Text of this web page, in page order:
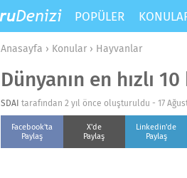
POPÜLER
Anasayfa › Konular › Hayvanlar
Dünyanın en hızlı
SDAI tarafından 2 yıl önce oluşturuldu - 17
Facebook'ta
Paylaş
X'de
Paylaş
Linkedin'de
Paylaş